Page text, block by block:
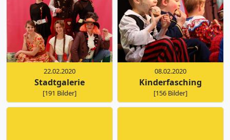
22.02.2020
Stadtgalerie
[191 Bilder]
08.02.2020
Kinderfasching
[156 Bilder]